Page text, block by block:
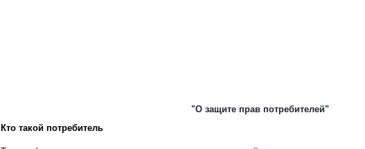
"О защите прав потребителей"
Кто такой потребитель